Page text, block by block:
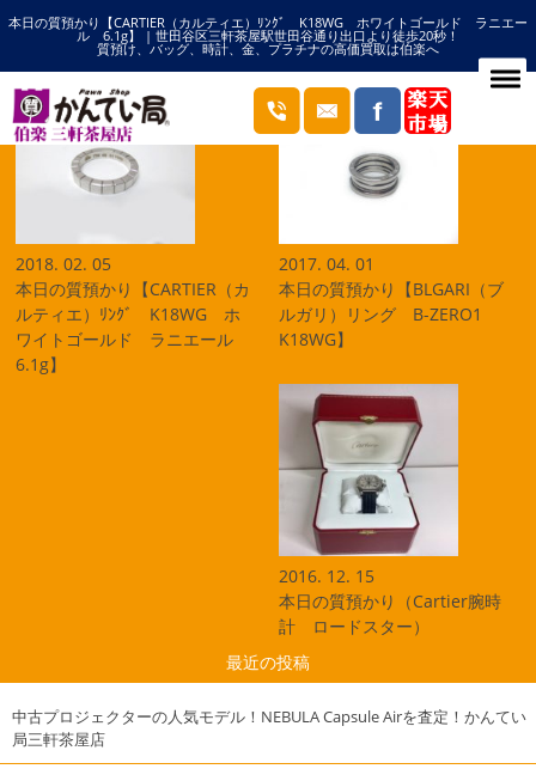
本日の質預かり【CARTIER（カルティエ）ﾘﾝｸﾞ K18WG ホワイトゴールド ラニエー
ル 6.1g】 | 世田谷区三軒茶屋駅世田谷通り出口より徒歩20秒！
質預け、バッグ、時計、金、プラチナの高価買取は伯楽へ
HOME ホワイトゴールドの記事一覧
ブログ
2018. 02. 05
本日の質預かり【CARTIER（カ
ルティエ）ﾘﾝｸﾞ K18WG ホ
ワイトゴールド ラニエール
6.1g】
2017. 04. 01
本日の質預かり【BLGARI（ブ
ルガリ）リング B-ZERO1
K18WG】
2016. 12. 15
本日の質預かり（Cartier腕時
計 ロードスター）
最近の投稿
中古プロジェクターの人気モデル！NEBULA Capsule Airを査定！かんてい
局三軒茶屋店